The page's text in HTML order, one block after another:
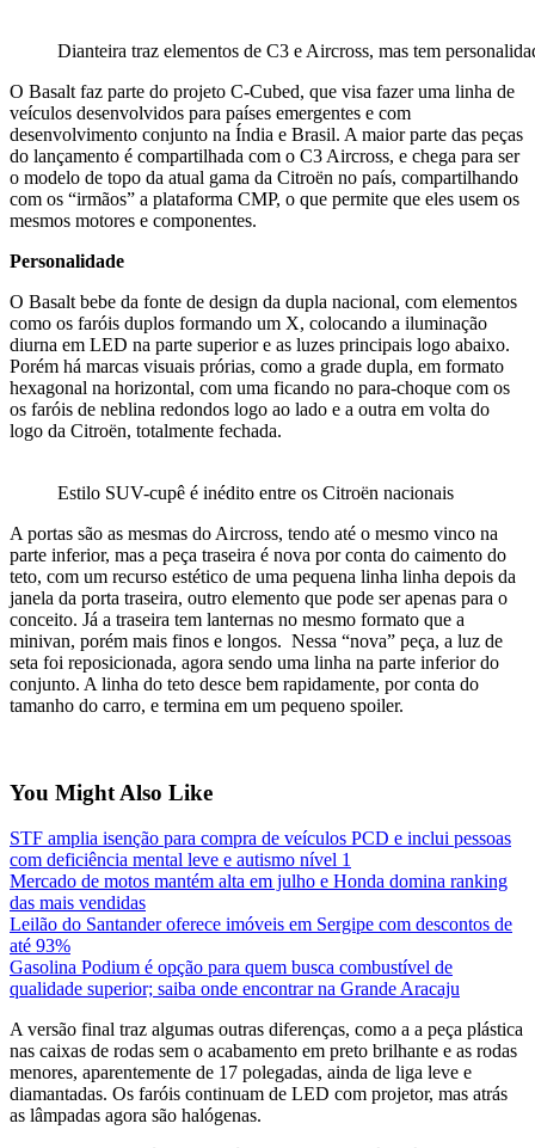
Dianteira traz elementos de C3 e Aircross, mas tem
O Basalt faz parte do projeto C-Cubed, que visa fazer uma linha de
veículos desenvolvidos para países emergentes e com
desenvolvimento conjunto na Índia e Brasil. A maior parte das peças
do lançamento é compartilhada com o C3 Aircross, e chega para ser
o modelo de topo da atual gama da Citroën no país, compartilhando
com os “irmãos” a plataforma CMP, o que permite que eles usem os
mesmos motores e componentes.
Personalidade
O Basalt bebe da fonte de design da dupla nacional, com elementos
como os faróis duplos formando um X, colocando a iluminação
diurna em LED na parte superior e as luzes principais logo abaixo.
Porém há marcas visuais prórias, como a grade dupla, em formato
hexagonal na horizontal, com uma ficando no para-choque com os
os faróis de neblina redondos logo ao lado e a outra em volta do
logo da Citroën, totalmente fechada.
Estilo SUV-cupê é inédito entre os Citroën nacionais
A portas são as mesmas do Aircross, tendo até o mesmo vinco na
parte inferior, mas a peça traseira é nova por conta do caimento do
teto, com um recurso estético de uma pequena linha linha depois da
janela da porta traseira, outro elemento que pode ser apenas para o
conceito. Já a traseira tem lanternas no mesmo formato que a
minivan, porém mais finos e longos. Nessa “nova” peça, a luz de
seta foi reposicionada, agora sendo uma linha na parte inferior do
conjunto. A linha do teto desce bem rapidamente, por conta do
tamanho do carro, e termina em um pequeno spoiler.
You Might Also Like
STF amplia isenção para compra de veículos PCD e inclui pessoas
com deficiência mental leve e autismo nível 1
Mercado de motos mantém alta em julho e Honda domina ranking
das mais vendidas
Leilão do Santander oferece imóveis em Sergipe com descontos de
até 93%
Gasolina Podium é opção para quem busca combustível de
qualidade superior; saiba onde encontrar na Grande Aracaju
A versão final traz algumas outras diferenças, como a a peça plástica
nas caixas de rodas sem o acabamento em preto brilhante e as rodas
menores, aparentemente de 17 polegadas, ainda de liga leve e
diamantadas. Os faróis continuam de LED com projetor, mas atrás
as lâmpadas agora são halógenas.